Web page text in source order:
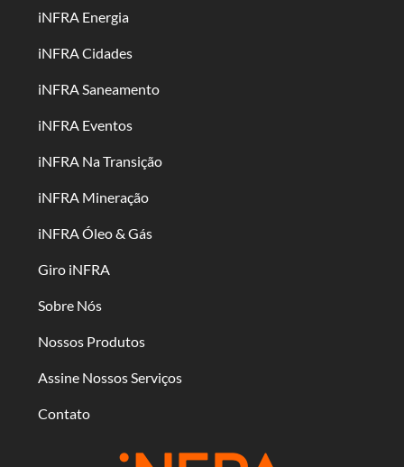
iNFRA Energia
iNFRA Cidades
iNFRA Saneamento
iNFRA Eventos
iNFRA Na Transição
iNFRA Mineração
iNFRA Óleo & Gás
Giro iNFRA
Sobre Nós
Nossos Produtos
Assine Nossos Serviços
Contato